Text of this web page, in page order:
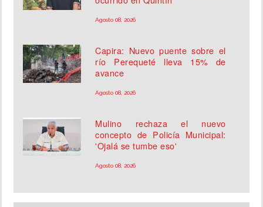
Agosto 08, 2026
Capira: Nuevo puente sobre el
río Perequeté lleva 15% de
avance
Agosto 08, 2026
Mulino rechaza el nuevo
concepto de Policía Municipal:
'Ojalá se tumbe eso'
Agosto 08, 2026